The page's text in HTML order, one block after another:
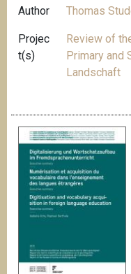
Author Thomas
Projec
t(s)
Review of
Primary and
Landschaft